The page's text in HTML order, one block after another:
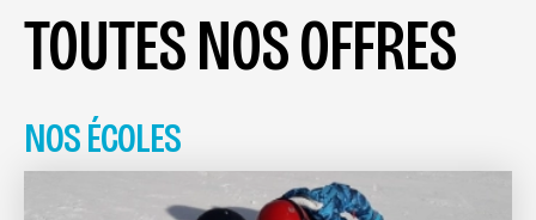
TOUTES NOS OFFRES
NOS ÉCOLES